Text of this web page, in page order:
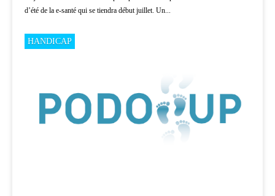
d’été de la e-santé qui se tiendra début juillet. Un...
HANDICAP